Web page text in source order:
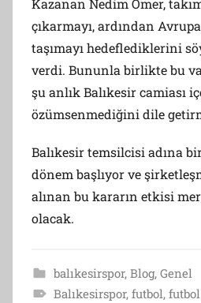
Kazanan Nedim Ömer,
çıkarmayı, ardından
taşımayı hedeflediklerini
verdi. Bununla birlikte bu
şu anlık Balıkesir camiası
özümsenmediğini dile
Balıkesir temsilcisi adına
dönem başlıyor ve
alınan bu kararın etkisi
olacak.
balıkesirspor, Blog, Genel
Balıkesirspor, futbol,